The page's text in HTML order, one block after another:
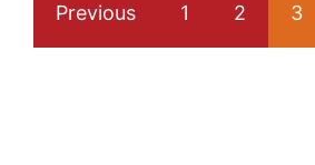
Previous 1 2 3